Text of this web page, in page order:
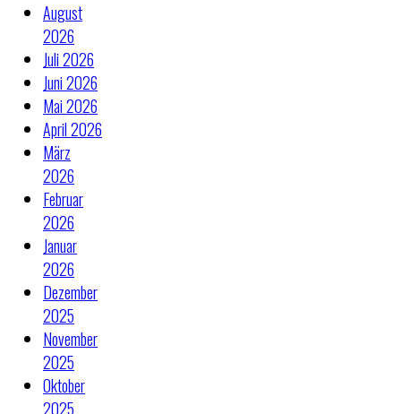
August
2026
Juli 2026
Juni 2026
Mai 2026
April 2026
März
2026
Februar
2026
Januar
2026
Dezember
2025
November
2025
Oktober
2025